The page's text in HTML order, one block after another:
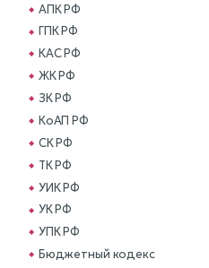
АПК РФ
ГПК РФ
КАС РФ
ЖК РФ
ЗК РФ
КоАП РФ
СК РФ
ТК РФ
УИК РФ
УК РФ
УПК РФ
Бюджетный кодекс